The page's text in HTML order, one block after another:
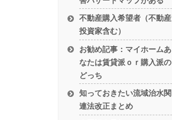
不動産購入希望者（不動産
投資家含む）
お勧め記事：マイホームあ
なたは賃貸派ｏｒ購入派の
どっち
知っておきたい流域治水関
連法改正まとめ